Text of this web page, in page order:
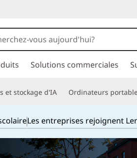
Solutions commerciales
et stockage d'IA Ordinateurs
Les entreprises rejoignent